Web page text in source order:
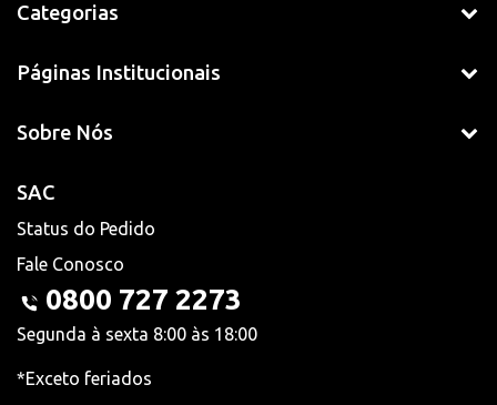
Categorias
Páginas Institucionais
Sobre Nós
SAC
Status do Pedido
Fale Conosco
0800 727 2273
Segunda à sexta 8:00 às 18:00
*Exceto feriados